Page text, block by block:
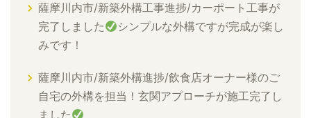
薩摩川内市/新築外構工事進捗/カーポート工事が
完了しました
シンプルな外構ですが完成が楽し
みです！
薩摩川内市/新築外構進捗/飲食店オーナー様のご
自宅の外構を担当！玄関アプローチが施工完了し
ました